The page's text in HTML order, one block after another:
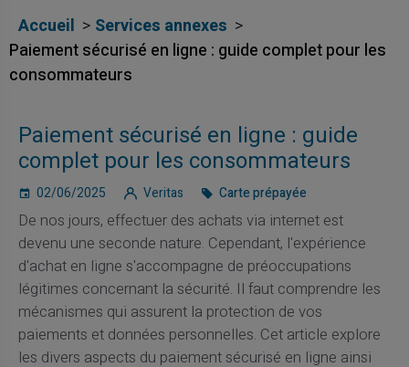
Accueil
Services annexes
Paiement sécurisé en ligne : guide complet pour les
consommateurs
Paiement sécurisé en ligne : guide
complet pour les consommateurs
02/06/2025 Veritas Carte prépayée
De nos jours, effectuer des achats via internet est
devenu une seconde nature. Cependant, l'expérience
d'achat en ligne s'accompagne de préoccupations
légitimes concernant la sécurité. Il faut comprendre les
mécanismes qui assurent la protection de vos
paiements et données personnelles. Cet article explore
les divers aspects du paiement sécurisé en ligne ainsi